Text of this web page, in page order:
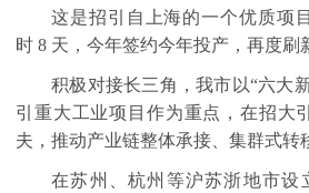
这是招引自上海的一个优质项
时 8 天，今年签约今年投产，再度刷
积极对接长三角，我市以“六大
引重大工业项目作为重点，在招大
夫，推动产业链整体承接、集群式转
在苏州、杭州等沪苏浙地市设